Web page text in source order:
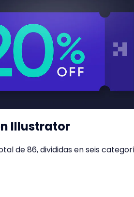
Illustrator
de 86, divididas en seis